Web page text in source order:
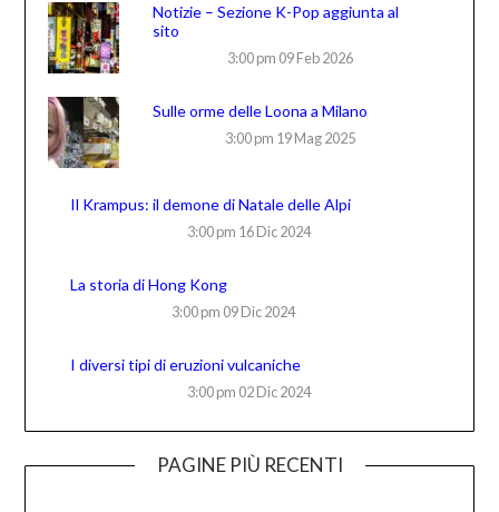
Notizie – Sezione K-Pop aggiunta al
sito
3:00 pm 09 Feb 2026
Sulle orme delle Loona a Milano
3:00 pm 19 Mag 2025
Il Krampus: il demone di Natale delle Alpi
3:00 pm 16 Dic 2024
La storia di Hong Kong
3:00 pm 09 Dic 2024
I diversi tipi di eruzioni vulcaniche
3:00 pm 02 Dic 2024
PAGINE PIÙ RECENTI